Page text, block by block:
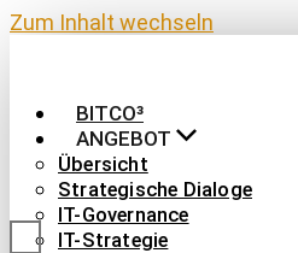
Zum Inhalt wechseln
BITCO³
ANGEBOT
Übersicht
Strategische Dialoge
IT-Governance
IT-Strategie